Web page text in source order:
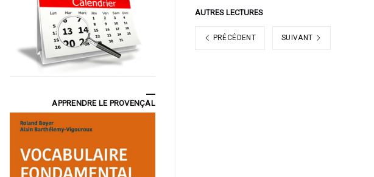
AUTRES LECTURES
PRÉCÉDENT SUIVANT
APPRENDRE LE PROVENÇAL